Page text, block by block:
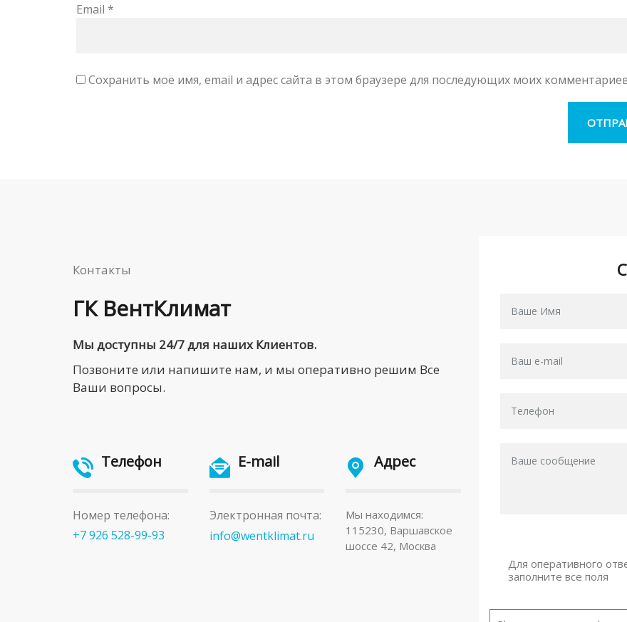
Email *
Сохранить моё имя, email и адрес сайта в этом браузере для последующих моих
Контакты
ГК ВентКлимат
Мы доступны 24/7 для наших Клиентов.
Позвоните или напишите нам, и мы оперативно решим Все
Ваши вопросы.
Телефон
Номер телефона:
+7 926 528-99-93
E-mail
Электронная почта:
info@wentklimat.ru
Адрес
Мы находимся:
115230, Варшавское
шоссе 42, Москва
Для оперативного
заполните все поля